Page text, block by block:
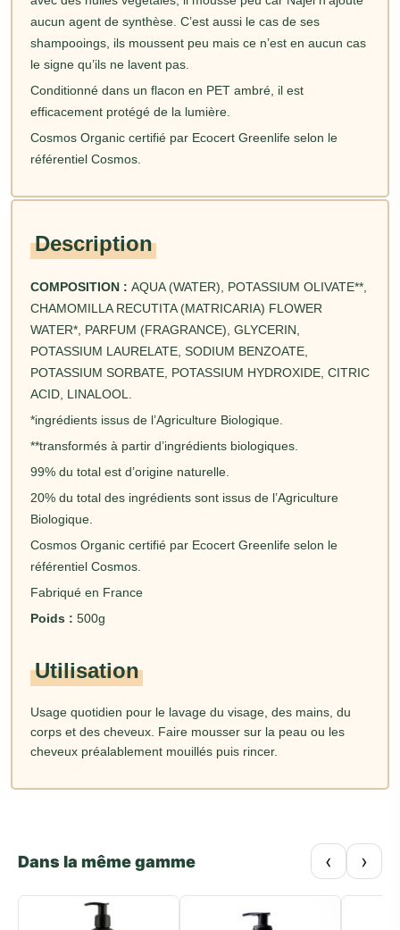
aucun agent de synthèse. C’est aussi le cas de ses
shampooings, ils moussent peu mais ce n’est en aucun cas
le signe qu’ils ne lavent pas.
Conditionné dans un flacon en PET ambré, il est
efficacement protégé de la lumière.
Cosmos Organic certifié par Ecocert Greenlife selon le
référentiel Cosmos.
Description
COMPOSITION : AQUA (WATER), POTASSIUM OLIVATE**,
CHAMOMILLA RECUTITA (MATRICARIA) FLOWER
WATER*, PARFUM (FRAGRANCE), GLYCERIN,
POTASSIUM LAURELATE, SODIUM BENZOATE,
POTASSIUM SORBATE, POTASSIUM HYDROXIDE, CITRIC
ACID, LINALOOL.
*ingrédients issus de l’Agriculture Biologique.
**transformés à partir d’ingrédients biologiques.
99% du total est d’origine naturelle.
20% du total des ingrédients sont issus de l’Agriculture
Biologique.
Cosmos Organic certifié par Ecocert Greenlife selon le
référentiel Cosmos.
Fabriqué en France
Poids : 500g
Utilisation
Usage quotidien pour le lavage du visage, des mains, du
corps et des cheveux. Faire mousser sur la peau ou les
cheveux préalablement mouillés puis rincer.
Dans la même gamme ‹ ›